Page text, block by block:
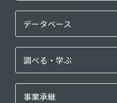
データベース
調べる・学ぶ
事業承継